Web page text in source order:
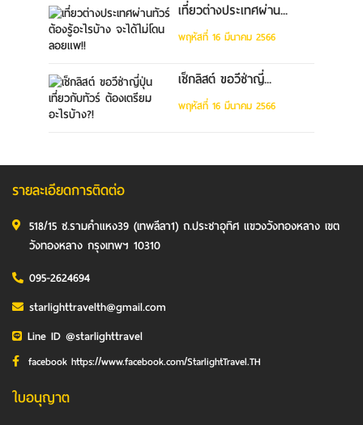
เที่ยวต่างประเทศผ่าน...
พฤหัสที่ 16 มีนาคม 2566
เช็กลิสต์ ขอวีซ่าญี่...
พฤหัสที่ 16 มีนาคม 2566
รายละเอียดการติดต่อ
518/15 ซ.รามคำแหง39 (เทพลีลา1) ถ.ประชาอุทิศ แขวงวังทองหลาง เขต
วังทองหลาง กรุงเทพฯ 10310
095-2624694
starlighttravelth@gmail.com
Line ID @starlighttravel
facebook https://www.facebook.com/StarlightTravel.TH
ใบอนุญาต